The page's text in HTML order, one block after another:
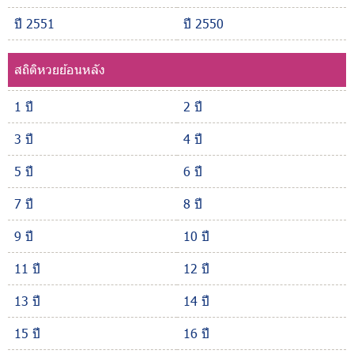
ปี 2551
ปี 2550
สถิติหวยย้อนหลัง
1 ปี
2 ปี
3 ปี
4 ปี
5 ปี
6 ปี
7 ปี
8 ปี
9 ปี
10 ปี
11 ปี
12 ปี
13 ปี
14 ปี
15 ปี
16 ปี